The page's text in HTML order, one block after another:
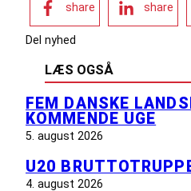
share share
Del nyhed
LÆS OGSÅ
FEM DANSKE
KOMMENDE UGE
5. august 2026
U20
4. august 2026